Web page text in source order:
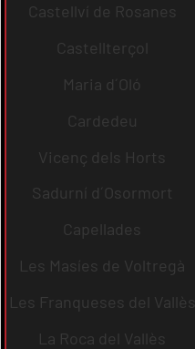
Castellví de Rosanes
Castellterçol
Maria d´Oló
Cardedeu
Vicenç dels Horts
Sadurní d´Osormort
Capellades
Les Masíes de Voltregà
Les Franqueses del Vallès
La Roca del Vallès